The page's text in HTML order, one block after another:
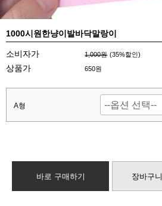
1000시원한냥이발바닥말랑이
소비자가 1,000원 (35%할인)
상품가 650원
A형
바로 구매하기 장바구니